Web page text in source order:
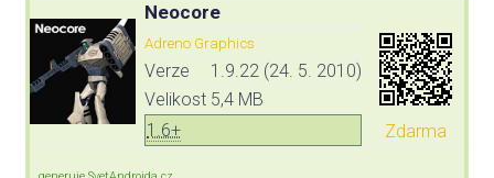
Neocore
Adreno Graphics
Verze
1.9.22 (24. 5. 2010)
Velikost 5,4 MB
1.6+
Zdarma